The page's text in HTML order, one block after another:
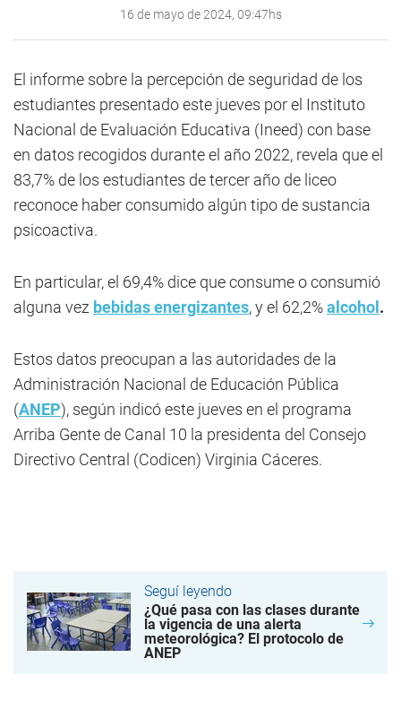
16 de mayo de 2024, 09:47hs
El informe sobre la percepción de seguridad de los
estudiantes presentado este jueves por el Instituto
Nacional de Evaluación Educativa (Ineed) con base
en datos recogidos durante el año 2022, revela que el
83,7% de los estudiantes de tercer año de liceo
reconoce haber consumido algún tipo de sustancia
psicoactiva.
En particular, el 69,4% dice que consume o consumió
alguna vez bebidas energizantes, y el 62,2%alcohol .
Estos datos preocupan a las autoridades de la
Administración Nacional de Educación Pública
(ANEP), según indicó este jueves en el programa
Arriba Gente de Canal 10 la presidenta del Consejo
Directivo Central (Codicen) Virginia Cáceres.
Seguí leyendo
¿Qué pasa con las clases durante
la vigencia de una alerta
meteorológica? El protocolo de
ANEP